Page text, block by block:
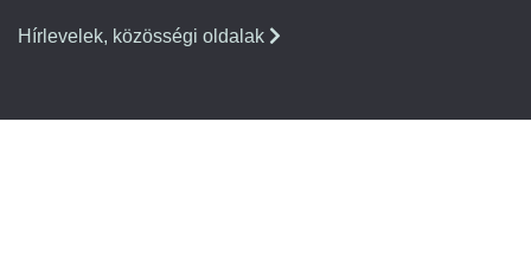
Hírlevelek, közösségi oldalak